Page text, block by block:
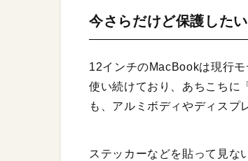
今さらだけど保護したい
12インチのMacBookは現行
使い続けており、あちこちに
も、アルミボディやディスプ
ステッカーなどを貼って見な